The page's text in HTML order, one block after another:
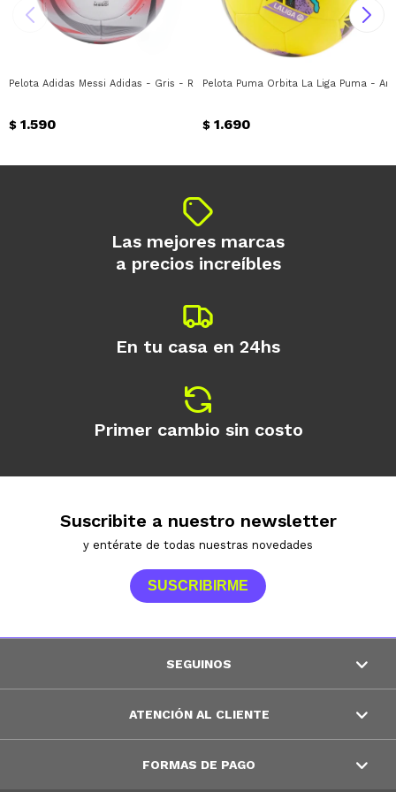
Pelota Adidas Messi Adidas - Gris - Rojo
$ 1.590
Pelota Puma Orbita La Liga Puma -
$ 1.690
Las mejores marcas
a precios increíbles
En tu casa en 24hs
Primer cambio sin costo
Suscribite a nuestro newsletter
y entérate de todas nuestras novedades
SUSCRIBIRME
SEGUINOS
ATENCIÓN AL CLIENTE
FORMAS DE PAGO